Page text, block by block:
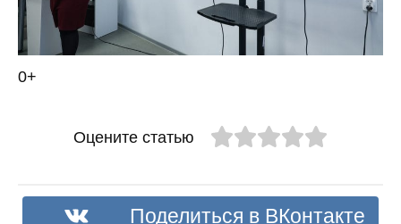
0+
Оцените статью
Поделиться в ВКонтакте